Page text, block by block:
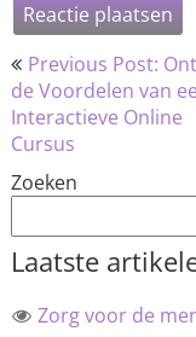
Bericht
navigatie
Previous Post:
de Voordelen van
Interactieve Online
Cursus
Zoeken
Laatste
Zorg voor de